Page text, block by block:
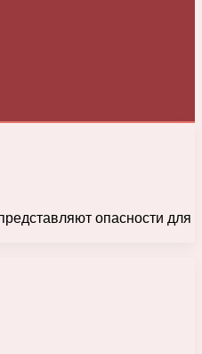
опасности для